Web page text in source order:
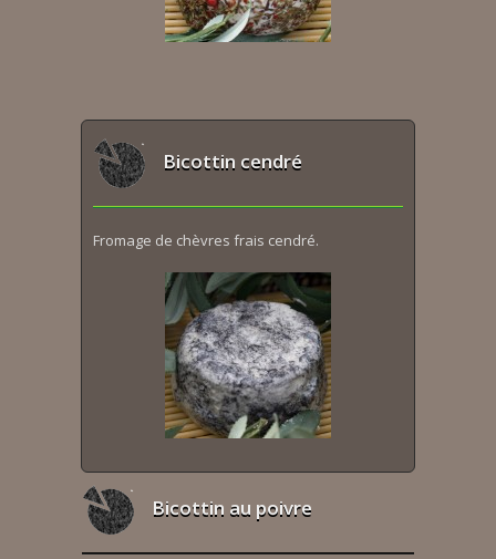
Bicottin cendré
Fromage de chèvres frais cendré.
Bicottin au poivre